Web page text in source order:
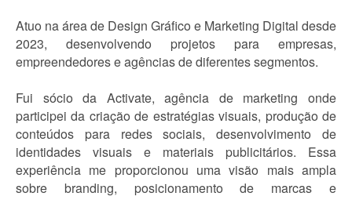
Atuo na área de Design Gráfico e Marketing Digital desde
2023, desenvolvendo projetos para empresas,
empreendedores e agências de diferentes segmentos.
Fui sócio da Activate, agência de marketing onde
participei da criação de estratégias visuais, produção de
conteúdos para redes sociais, desenvolvimento de
identidades visuais e materiais publicitários. Essa
experiência me proporcionou uma visão mais ampla
sobre branding, posicionamento de marcas e